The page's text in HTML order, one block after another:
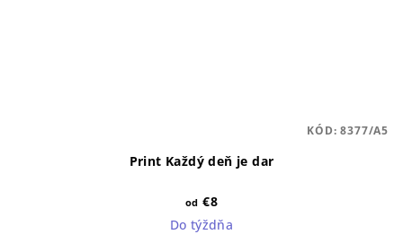
Print Každý deň je dar
od €8
Do týždňa
KÓD:8377/A5